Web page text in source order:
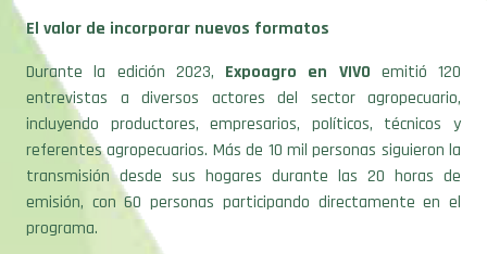
El valor de incorporar nuevos formatos
Durante la edición 2023, Expoagro en VIVO emitió 120
entrevistas a diversos actores del sector agropecuario,
incluyendo productores, empresarios, políticos, técnicos y
referentes agropecuarios. Más de 10 mil personas siguieron la
transmisión desde sus hogares durante las 20 horas de
emisión, con 60 personas participando directamente en el
programa.